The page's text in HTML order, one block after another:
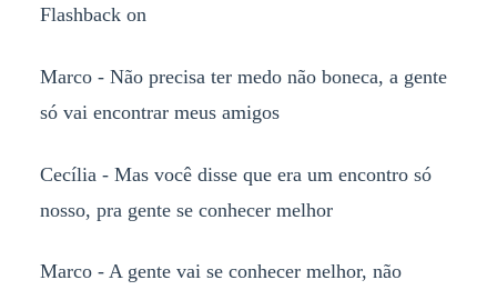
Flashback on
Marco - Não precisa ter medo não boneca, a gente
só vai encontrar meus amigos
Cecília - Mas você disse que era um encontro só
nosso, pra gente se conhecer melhor
Marco - A gente vai se conhecer melhor, não